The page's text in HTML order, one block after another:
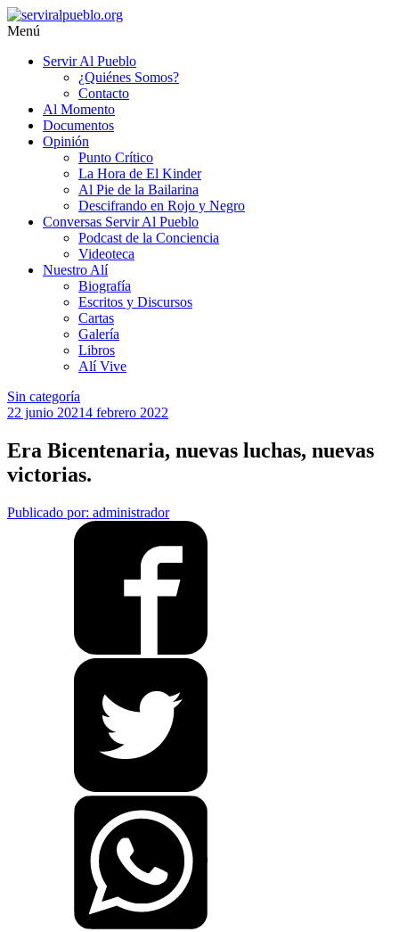
Saltar
al
#SomosServirAlPueblo
Menú
Servir Al Pueblo
¿Quiénes Somos?
Contacto
Al Momento
Documentos
Opinión
Punto Crítico
La Hora de El Kinder
Al Pie de la Bailarina
Descifrando en Rojo y Negro
Conversas Servir Al Pueblo
Podcast de la Conciencia
Videoteca
Nuestro Alí
Biografía
Escritos y Discursos
Cartas
Galería
Libros
Alí Vive
Sin categoría
22 junio 20214 febrero 2022
Era Bicentenaria, nuevas luchas, nuevas
victorias.
Publicado por: administrador